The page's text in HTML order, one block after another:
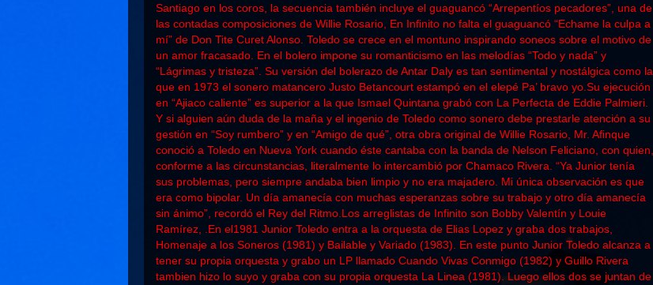
Santiago en los coros, la secuencia también incluye el guaguancó “Arrepentíos pecadores”, una de
las contadas composiciones de Willie Rosario, En Infinito no falta el guaguancó “Echame la culpa a
mí” de Don Tite Curet Alonso. Toledo se crece en el montuno inspirando soneos sobre el motivo de
un amor fracasado. En el bolero impone su romanticismo en las melodías “Todo y nada” y
“Lágrimas y tristeza”. Su versión del bolerazo de Antar Daly es tan sentimental y nostálgica como la
que en 1973 el sonero matancero Justo Betancourt estampó en el elepé Pa’ bravo yo.Su ejecución
en “Ajiaco caliente” es superior a la que Ismael Quintana grabó con La Perfecta de Eddie Palmieri.
Y si alguien aún duda de la maña y el ingenio de Toledo como sonero debe prestarle atención a su
gestión en “Soy rumbero” y en “Amigo de qué”, otra obra original de Willie Rosario, Mr. Afinque
conoció a Toledo en Nueva York cuando éste cantaba con la banda de Nelson Feliciano, con quien,
conforme a las circunstancias, literalmente lo intercambió por Chamaco Rivera. “Ya Junior tenía
sus problemas, pero siempre andaba bien limpio y no era majadero. Mi única observación es que
era como bipolar. Un día amanecía con muchas esperanzas sobre su trabajo y otro día amanecía
sin ánimo”, recordó el Rey del Ritmo.Los arreglistas de Infinito son Bobby Valentín y Louie
Ramírez, .En el1981 Junior Toledo entra a la orquesta de Elias Lopez y graba dos trabajos,
Homenaje a los Soneros (1981) y Bailable y Variado (1983). En este punto Junior Toledo alcanza a
tener su propia orquesta y grabo un LP llamado Cuando Vivas Conmigo (1982) y Guillo Rivera
tambien hizo lo suyo y graba con su propia orquesta La Linea (1981). Luego ellos dos se juntan de